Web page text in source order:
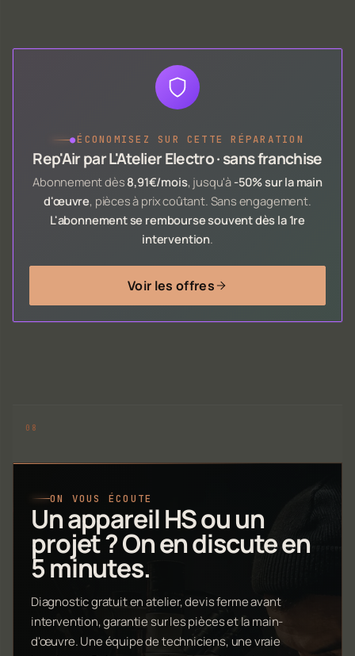
●ÉCONOMISEZ SUR CETTE RÉPARATION
Rep'Air par L'Atelier Electro · sans franchise
Abonnement dès 8,91€/mois, jusqu'à -50% sur la main
d'œuvre, pièces à prix coûtant. Sans engagement.
L'abonnement se rembourse souvent dès la 1re
intervention.
Voir les offres
ON VOUS ÉCOUTE
Un appareil HS ou un
projet ? On en discute en
5 minutes.
Diagnostic gratuit en atelier, devis ferme avant
intervention, garantie sur les pièces et la main-
d'œuvre. Une équipe de techniciens, une vraie